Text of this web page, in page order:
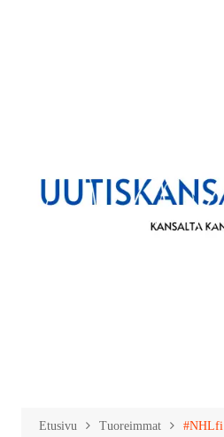
Etusivu Tuoreimmat #NHLfi